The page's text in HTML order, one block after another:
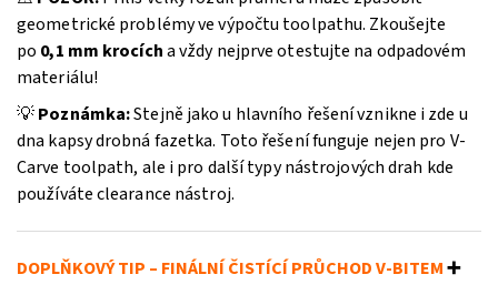
geometrické problémy ve výpočtu toolpathu. Zkoušejte
po 0,1 mm krocícha vždy nejprve otestujte na odpadovém
materiálu!
💡Poznámka:Stejně jako u hlavního řešení vznikne i zde u
dna kapsy drobná fazetka. Toto řešení funguje nejen pro V-
Carve toolpath, ale i pro další typy nástrojových drah kde
používáte clearance nástroj.
DOPLŇKOVÝ TIP – FINÁLNÍ ČISTÍCÍ PRŮCHOD V-BITEM➕